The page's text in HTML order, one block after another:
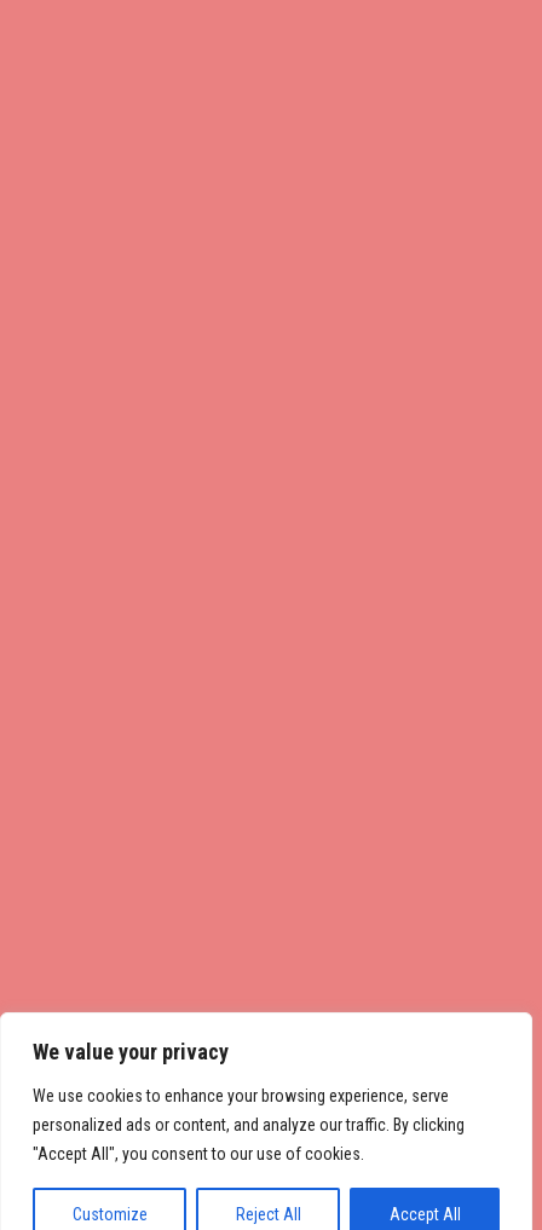
We value your privacy
We use cookies to enhance your browsing experience, serve
personalized ads or content, and analyze our traffic. By clicking
"Accept All", you consent to our use of cookies.
Customize Reject All Accept All